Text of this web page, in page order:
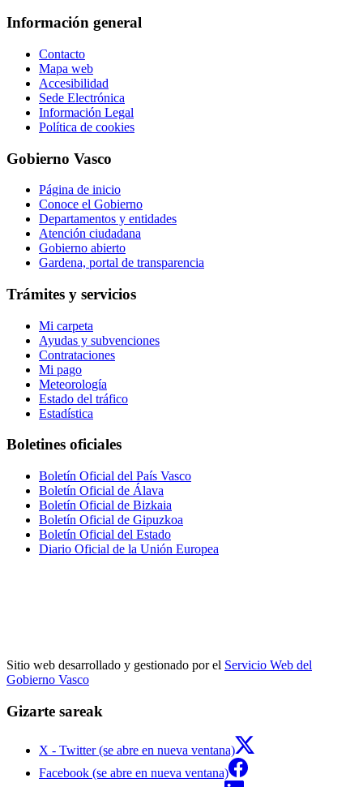
Información general
Contacto
Mapa web
Accesibilidad
Sede Electrónica
Información Legal
Política de cookies
Gobierno Vasco
Página de inicio
Conoce el Gobierno
Departamentos y entidades
Atención ciudadana
Gobierno abierto
Gardena, portal de transparencia
Trámites y servicios
Mi carpeta
Ayudas y subvenciones
Contrataciones
Mi pago
Meteorología
Estado del tráfico
Estadística
Boletines oficiales
Boletín Oficial del País Vasco
Boletín Oficial de Álava
Boletín Oficial de Bizkaia
Boletín Oficial de Gipuzkoa
Boletín Oficial del Estado
Diario Oficial de la Unión Europea
Sitio web desarrollado y gestionado por el Servicio Web del
Gobierno Vasco
Gizarte sareak
X - Twitter (se abre en nueva ventana)
Facebook (se abre en nueva ventana)